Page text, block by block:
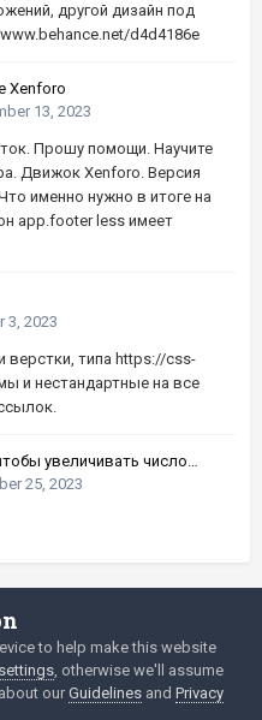
другой дизайн под
d4d4186e
Xenforo
13, 2023
Прошу помощи. Научите
Движок Xenforo. Версия
именно нужно в итоге на
app.footer less имеет
3, 2023
типа https://css-
и нестандартные на все
увеличивать число
25, 2023
Policy
Powered by Invision Community
to help make this website
, otherwise we'll assume
ourGuidelines and Privacy